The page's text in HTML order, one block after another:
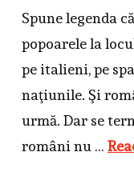
Spune legenda
popoarele la
pe italieni, pe
naţiunile. Şi
urmă. Dar se
români nu …